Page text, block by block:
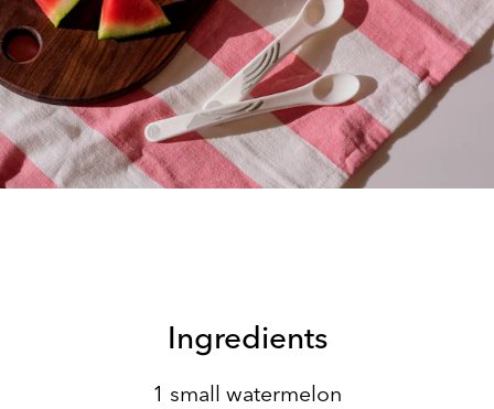
Ingredients
1 small watermelon